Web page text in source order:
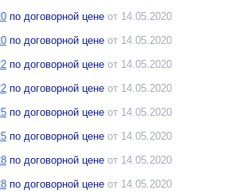
по договорной цене от 14.05.2020
по договорной цене от 14.05.2020
по договорной цене от 14.05.2020
по договорной цене от 14.05.2020
по договорной цене от 14.05.2020
по договорной цене от 14.05.2020
по договорной цене от 14.05.2020
по договорной цене от 14.05.2020